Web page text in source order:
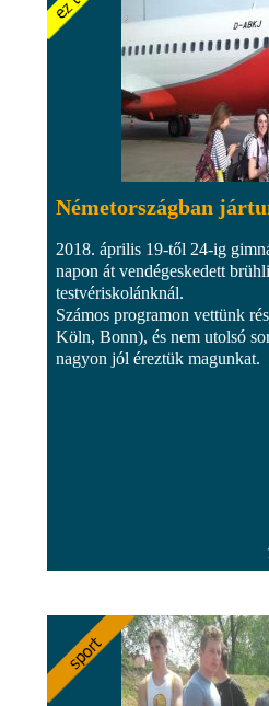
Németországban
2018. április 19-től 24-ig
napon át vendégeskedett
testvériskolánknál.
Számos programon vettünk
Köln, Bonn), és nem utolsó
nagyon jól éreztük magunkat.